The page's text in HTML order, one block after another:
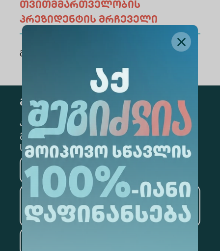
თვითმმართველობის
პრეზიდენტის მრჩეველი
გაზიარება
გამოწერა
კონკრეტული მიმართულების
გამოსაწერად, მონიშნეთ შესაბამისი
სექცია
მედიცინა ბიზნესი
საინფორმაციო
ტექნოლოგიები